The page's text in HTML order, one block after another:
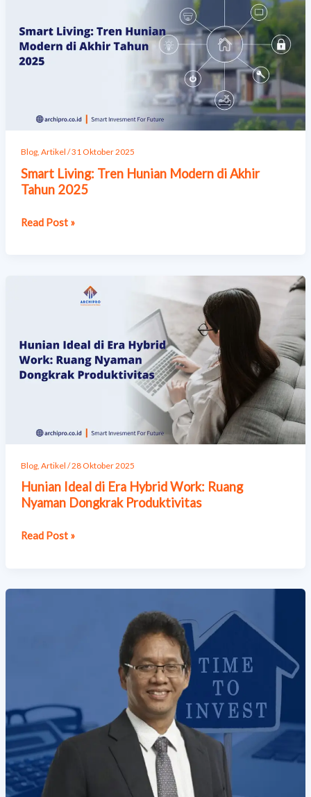
Blog, Artikel /31 Oktober 2025
Smart Living: Tren Hunian Modern di Akhir
Tahun 2025
Hunian
Modern
di
2025
Read Post »
Blog, Artikel /28 Oktober 2025
Hunian Ideal di Era Hybrid Work: Ruang
Nyaman Dongkrak Produktivitas
Era
Hybrid
Work:
Dongkrak
Read Post »
Punya
Rumah